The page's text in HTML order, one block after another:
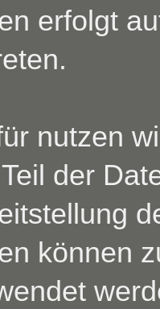
erfolgt
nutzen
der
können